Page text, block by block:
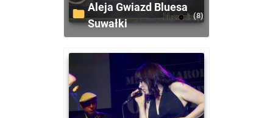
Aleja Gwiazd Bluesa
Suwałki
(8)